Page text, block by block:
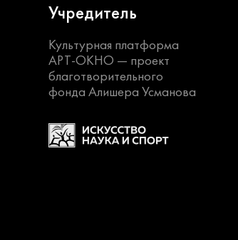
Учредитель
Культурная платформа
АРТ-ОКНО — проект
благотворительного
фонда Алишера Усманова